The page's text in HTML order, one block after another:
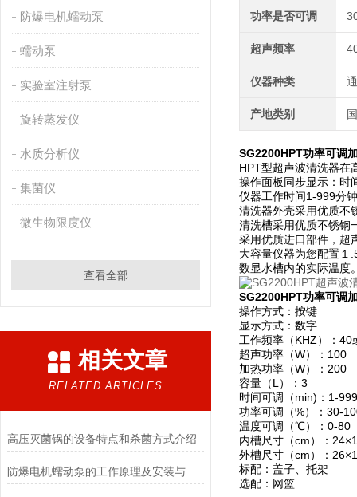
防爆电机蠕动泵
蠕动泵
实验室注射泵
旋转蒸发仪
水质分析仪
集菌仪
微生物限度仪
查看全部
相关文章
RELATED ARTICLES
高压灭菌锅的设备特点和杀菌方式介绍
防爆电机蠕动泵的工作原理及安装与配管
功率是否可调
超声频率
仪器种类
产地类别
SG2200HPT功率可调
HPT型超声波清洗器在
操作面板同步显示：时
仪器工作时间1-999分
清洗器外壳采用优质不
清洗槽采用优质不锈钢
采用优质进口部件，超
大容量仪器为您配置１
数显水槽内的实际温度
SG2200HPT功率可调
操作方式：按键
显示方式：数字
工作频率（KHZ）：40
超声功率（W）：100
加热功率（W）：200
容量（L）：3
时间可调（min)：1-999
功率可调（%）：30-
温度可调（℃）：0-80
内槽尺寸（cm）：
外槽尺寸（cm）：
标配：盖子、托架
选配：网篮